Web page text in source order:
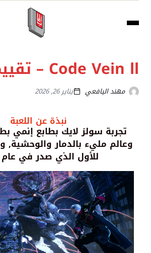
Code Vein ll – تقييم
مهند اليافعي يناير 26, 2026
نبذة عن اللعبة
تجربة سولز لايك بطابع إنمي
وعالم مليء بالدمار
للأول الذي صدر في عام 2019